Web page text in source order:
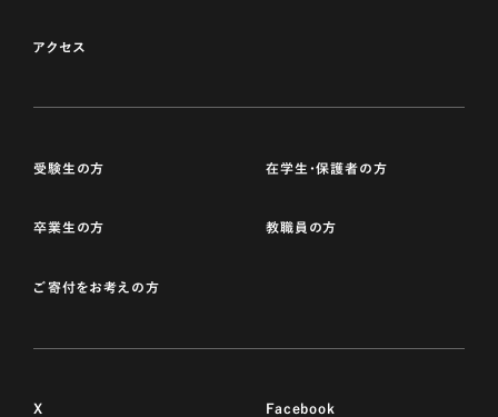
アクセス
受験生の方 在学生・保護者の方
卒業生の方 教職員の方
ご寄付をお考えの方
X Facebook